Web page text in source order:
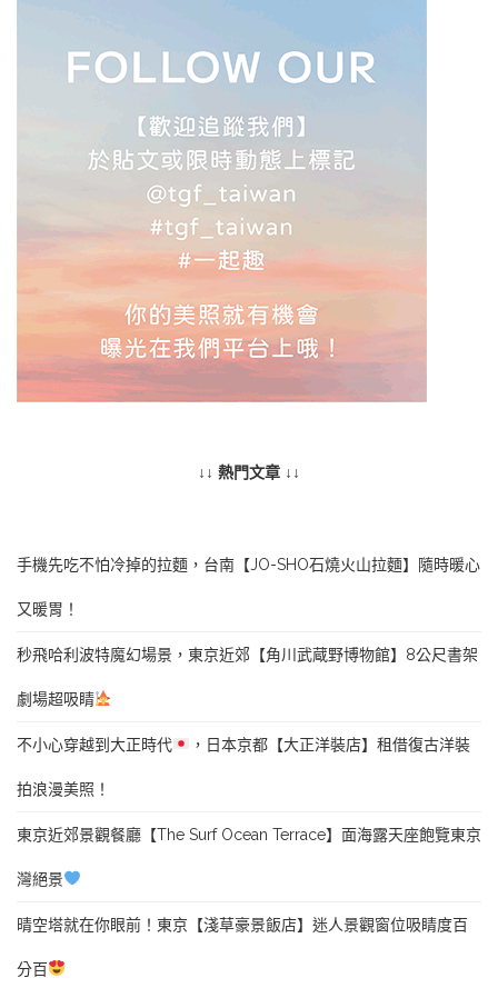
↓↓ 熱門文章 ↓↓
手機先吃不怕冷掉的拉麵，台南【JO-SHO石燒火山拉麵】隨時暖心
又暖胃！
秒飛哈利波特魔幻場景，東京近郊【角川武蔵野博物館】8公尺書架
劇場超吸睛
不小心穿越到大正時代 ，日本京都【大正洋裝店】租借復古洋裝
拍浪漫美照！
東京近郊景觀餐廳【The Surf Ocean Terrace】面海露天座飽覽東京
灣絕景
晴空塔就在你眼前！東京【淺草豪景飯店】迷人景觀窗位吸睛度百
分百